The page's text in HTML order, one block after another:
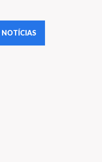
NOTÍCIAS